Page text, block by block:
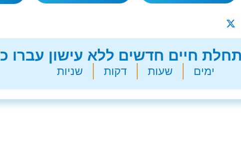
חיים חדשים ללא עישון עברו
ימים שעות דקות שניות